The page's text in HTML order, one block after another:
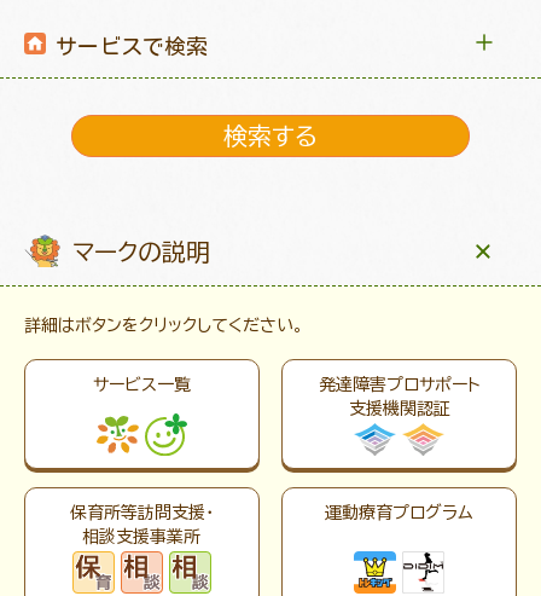
サービスで検索
マークの説明
詳細はボタンをクリックしてください。
サービス一覧
発達障害プロサポート
支援機関認証
保育所等訪問支援・
相談支援事業所
運動療育プログラム